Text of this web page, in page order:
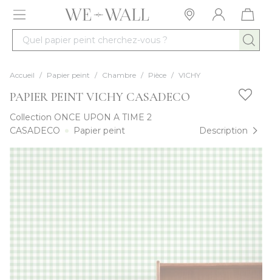
Allez au contenu
Quel papier peint cherchez-vous ?
Accueil / Papier peint / Chambre / Pièce / VICHY
PAPIER PEINT VICHY CASADECO
Collection ONCE UPON A TIME 2
CASADECO
Papier peint Description